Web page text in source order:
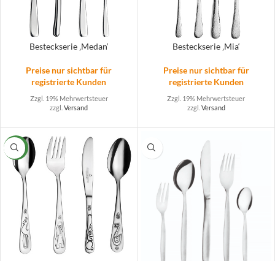
Besteckserie ‚Medan‘
Preise nur sichtbar für
registrierte Kunden
Zzgl. 19% Mehrwertsteuer
zzgl.Versand
Besteckserie ‚Mia‘
Preise nur sichtbar für
registrierte Kunden
Zzgl. 19% Mehrwertsteuer
zzgl. Versand
NEW